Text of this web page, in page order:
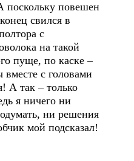
поскольку повешен
свился в
с
на такой
пуще, по каске –
с головами
А так – только
я ничего ни
ни решения
мой подсказал!